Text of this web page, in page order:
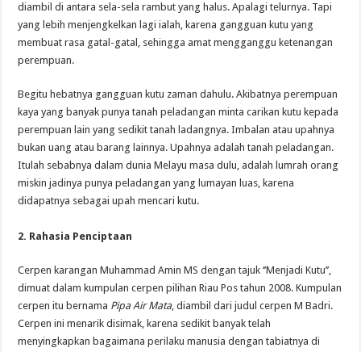
diambil di antara sela-sela rambut yang halus. Apalagi telurnya. Tapi
yang lebih menjengkelkan lagi ialah, karena gangguan kutu yang
membuat rasa gatal-gatal, sehingga amat mengganggu ketenangan
perempuan.
Begitu hebatnya gangguan kutu zaman dahulu. Akibatnya perempuan
kaya yang banyak punya tanah peladangan minta carikan kutu kepada
perempuan lain yang sedikit tanah ladangnya. Imbalan atau upahnya
bukan uang atau barang lainnya. Upahnya adalah tanah peladangan.
Itulah sebabnya dalam dunia Melayu masa dulu, adalah lumrah orang
miskin jadinya punya peladangan yang lumayan luas, karena
didapatnya sebagai upah mencari kutu.
2. Rahasia Penciptaan
Cerpen karangan Muhammad Amin MS dengan tajuk ‘’Menjadi Kutu’’,
dimuat dalam kumpulan cerpen pilihan Riau Pos tahun 2008. Kumpulan
cerpen itu bernama Pipa Air Mata, diambil dari judul cerpen M Badri.
Cerpen ini menarik disimak, karena sedikit banyak telah
menyingkapkan bagaimana perilaku manusia dengan tabiatnya di